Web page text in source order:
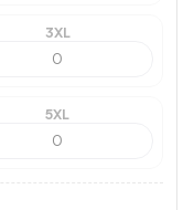
3XL
5XL